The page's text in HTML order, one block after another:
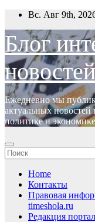
Перейти
содержимому
Вс. Авг 9th,
Блог
новостей
Ежедневно мы
актуальных
политике и экономике
Home
Контакты
Правовая
timeshola.ru
Редакция